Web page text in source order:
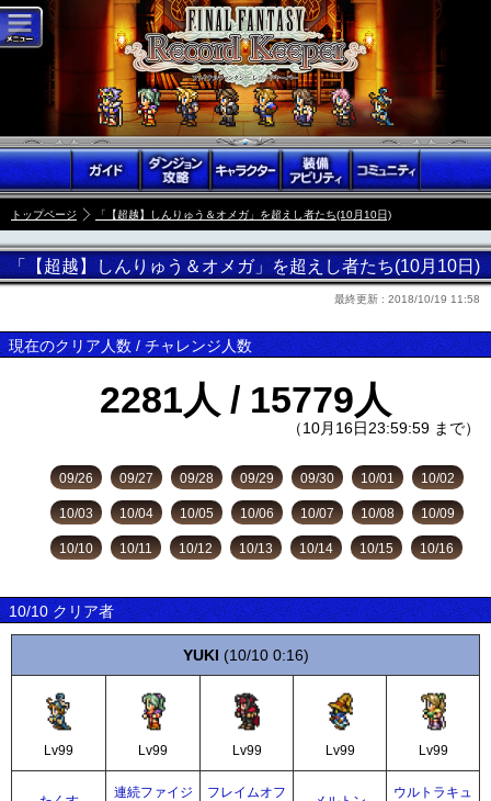
トップページ 「【超越】しんりゅう＆オメガ」を超えし者たち(10月10日)
「【超越】しんりゅう＆オメガ」を超えし者たち(10月10日)
最終更新 : 2018/10/19 11:58
現在のクリア人数 / チャレンジ人数
2281人 / 15779人
（10月16日23:59:59 まで）
09/26 09/27 09/28 09/29 09/30 10/01 10/02
10/03 10/04 10/05 10/06 10/07 10/08 10/09
10/10 10/11 10/12 10/13 10/14 10/15 10/16
10/10 クリア者
YUKI (10/10 0:16)
Lv99 Lv99 Lv99 Lv99 Lv99
連続ファイジ
フレイムオフ
ウルトラキュ